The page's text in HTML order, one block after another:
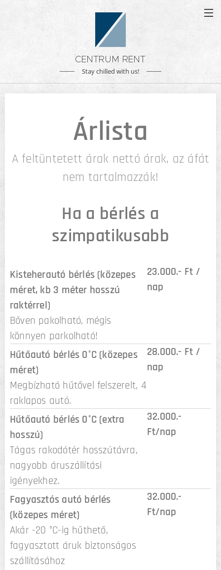
CENTRUM RENT
Stay chilled with us!
Árlista
A feltüntetett árak nettó árak, az áfát
nem tartalmazzák!
Ha a bérlés a
szimpatikusabb
Kisteherautó bérlés (közepes
méret, kb 3 méter hosszú
raktérrel)
Bőven pakolható, mégis
könnyen parkolható!
23.000.- Ft /
nap
Hűtőautó bérlés 0°C (közepes
méret)
Megbízható hűtővel felszerelt, 4
raklapos autó.
28.000.- Ft /
nap
Hűtőautó bérlés 0°C (extra
hosszú)
Tágas rakodótér hosszútávra,
nagyobb áruszállítási
igényekhez.
32.000.-
Ft/nap
Fagyasztós autó bérlés
(közepes méret)
Akár -20 °C-ig hűthető,
fagyasztott áruk biztonságos
szállításához
32.000.-
Ft/nap